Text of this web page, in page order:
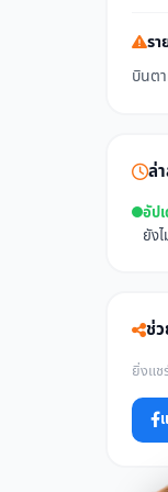
รา
บินต
ล่
อัป
ยัง
ช่
ยิ่งแช